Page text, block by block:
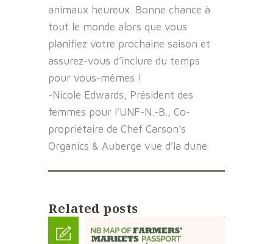
animaux heureux. Bonne chance à
tout le monde alors que vous
planifiez votre prochaine saison et
assurez-vous d’inclure du temps
pour vous-mêmes !
-Nicole Edwards, Président des
femmes pour l’UNF-N.-B., Co-
propriétaire de Chef Carson’s
Organics & Auberge vue d’la dune
Related posts